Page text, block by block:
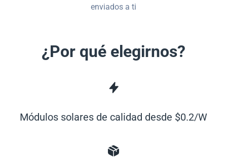
enviados a ti
¿Por qué elegirnos?
Módulos solares de calidad desde $0.2/W